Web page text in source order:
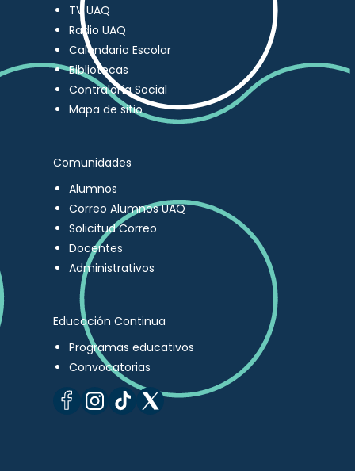
TV UAQ
Radio UAQ
Calendario Escolar
Bibliotecas
Contraloría Social
Mapa de sitio
Comunidades
Alumnos
Correo Alumnos UAQ
Solicitud Correo
Docentes
Administrativos
Educación Continua
Programas educativos
Convocatorias